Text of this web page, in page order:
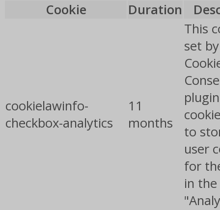
Cookie
Duration
cookielawinfo-
checkbox-analytics
11
months
This
set
to
user
for
in